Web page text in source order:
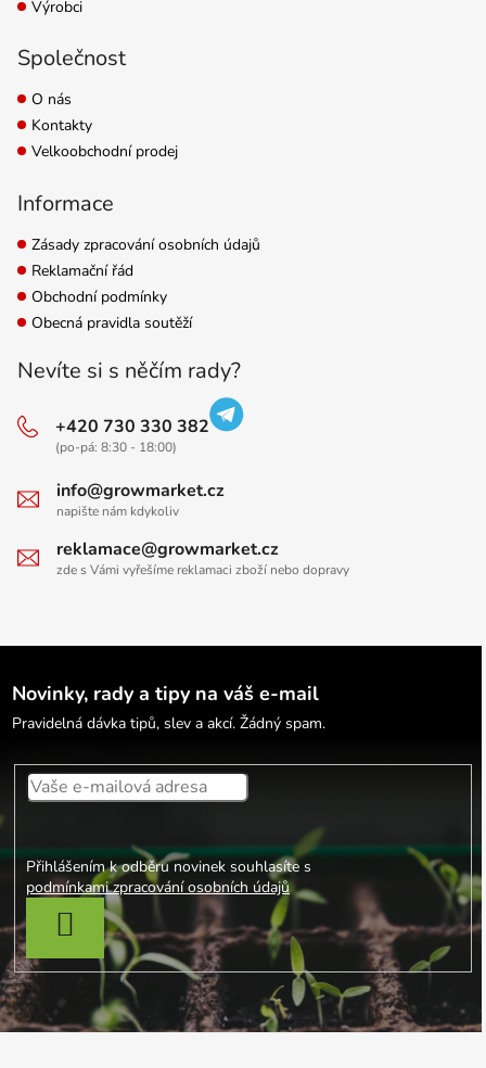
Výrobci
Společnost
O nás
Kontakty
Velkoobchodní prodej
Informace
Zásady zpracování osobních údajů
Reklamační řád
Obchodní podmínky
Obecná pravidla soutěží
Nevíte si s něčím rady?
+420 730 330 382
(po-pá: 8:30 - 18:00)
info@growmarket.cz
napište nám kdykoliv
reklamace@growmarket.cz
zde s Vámi vyřešíme reklamaci zboží nebo dopravy
Novinky, rady a tipy na váš e-mail
Pravidelná dávka tipů, slev a akcí. Žádný spam.
Přihlášením k odběru novinek souhlasíte s
podmínkami zpracování osobních údajů
PŘIHLÁSIT SE